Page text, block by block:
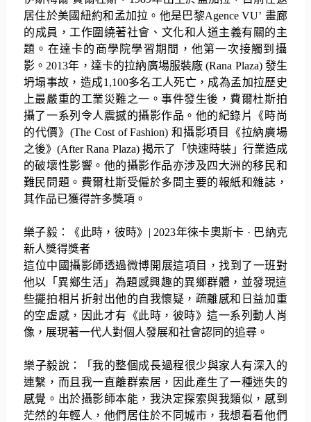
居住於美國紐約和孟加拉。他是巴黎Agence VU’ 畫廊
的成員，工作圍繞著社會、文化和人道主義有關的主
題。 在達卡的商學院學習期間，他第一次接觸到攝
影。 2013年， 達卡的拉納廣場服裝廠 (Rana Plaza) 發生
坍塌事故，造成1,100多名工人死亡， 成為孟加拉歷史
上最嚴重的工業災難之一。事件發生後， 費爾杜斯拍
攝了一系列令人震撼的攝影作品。他的紀錄片《 時尚
的代價》(The Cost of Fashion)和攝影項目《拉納廣場
之後》(After Rana Plaza) 揭示了「快速時裝」行業造成
的破壞性影響。 他的攝影作品亦涉及四大洲的移民和
難民問題。 費爾杜斯受僱於多間主要的報紙和雜誌，
其作品已獲得許多獎項。
樂子毅：《此時，彼時》 | 2023年徠卡奧斯卡 · 巴納克
新人獎得獎者
這位中國攝影師透過微博開展這項目，找到了一班對
他以「異鄉生活」為題感興趣的異鄉群體， 並發現這
些擺拍相片折射出他的自我懷疑， 疏離感和日益加重
的空虛感，因此才有《此時，彼時》這一系列動人肖
像，展現著一代人對個人發展和社會認同的追尋。
樂子毅說：「我的整個成長過程很少與家人有深入的
連繫， 而且我一直離群索居，因此產生了一種迷失的
感覺。 出於攝影師本能，我決定探索與我類似，感到
茫然的年輕人， 他們居住於不同城市，我想看看他們